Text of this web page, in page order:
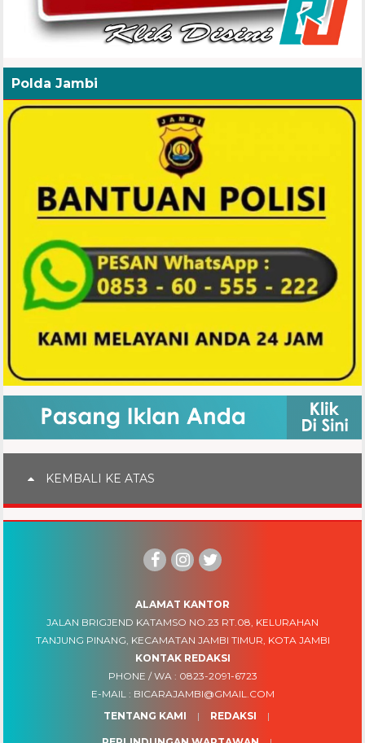
Polda Jambi
KEMBALI KE ATAS
ALAMAT KANTOR
JALAN BRIGJEND KATAMSO NO.23 RT.08, KELURAHAN
TANJUNG PINANG, KECAMATAN JAMBI TIMUR, KOTA JAMBI
KONTAK REDAKSI
PHONE / WA : 0823-2091-6723
E-MAIL : BICARAJAMBI@GMAIL.COM
TENTANG KAMI
REDAKSI